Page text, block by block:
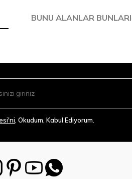
BUNU ALANLAR
, Okudum, Kabul Ediyorum.